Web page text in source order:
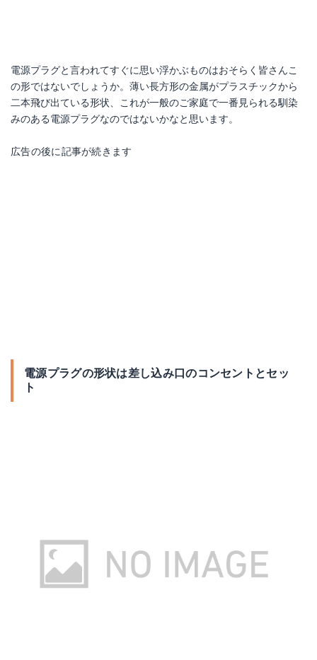
電源プラグと言われてすぐに思い浮かぶものはおそらく皆さんこ
の形ではないでしょうか。薄い長方形の金属がプラスチックから
二本飛び出ている形状、これが一般のご家庭で一番見られる馴染
みのある電源プラグなのではないかなと思います。
広告の後に記事が続きます
電源プラグの形状は差し込み口のコンセントとセッ
ト